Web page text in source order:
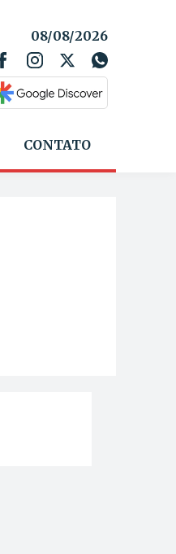
08/08/2026
CONTATO